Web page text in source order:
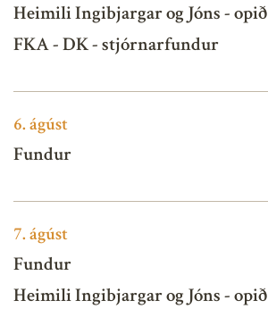
Heimili Ingibjargar og Jóns - opið
FKA - DK - stjórnarfundur
6.ágúst
Fundur
7.ágúst
Fundur
Heimili Ingibjargar og Jóns - opið